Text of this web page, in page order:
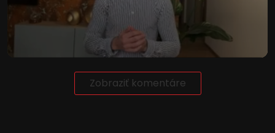
Zobraziť komentáre